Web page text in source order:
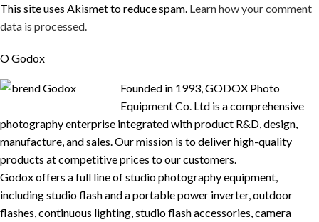
This site uses Akismet to reduce spam. Learn how your comment
data is processed.
O Godox
Founded in 1993, GODOX Photo
Equipment Co. Ltd is a comprehensive
photography enterprise integrated with product R&D, design,
manufacture, and sales. Our mission is to deliver high-quality
products at competitive prices to our customers.
Godox offers a full line of studio photography equipment,
including studio flash and a portable power inverter, outdoor
flashes, continuous lighting, studio flash accessories, camera